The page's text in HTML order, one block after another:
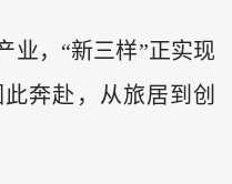
业，“新三样”正实现
奔赴，从旅居到创